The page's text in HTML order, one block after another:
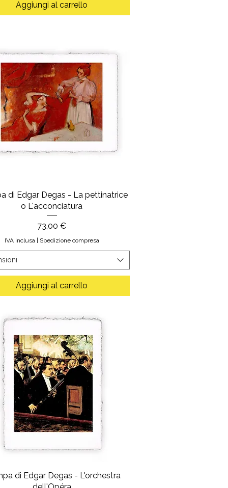
Aggiungi al carrello
di Edgar Degas - La pettinatrice
o L'acconciatura
Prezzo
73,00 €
IVA inclusa | Spedizione compresa
Aggiungi al carrello
di Edgar Degas - L'orchestra